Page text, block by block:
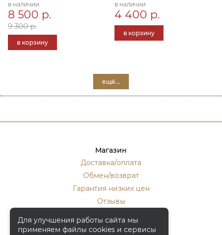
в наличии
8 500 р.
9 300 р.
в корзину
в наличии
4 400 р.
в корзину
ещё...
Магазин
Доставка/оплата
Обмен/возврат
Гарантия низких цен
Отзывы
Для улучшения работы сайта мы
применяем файлы cookies и сервисы